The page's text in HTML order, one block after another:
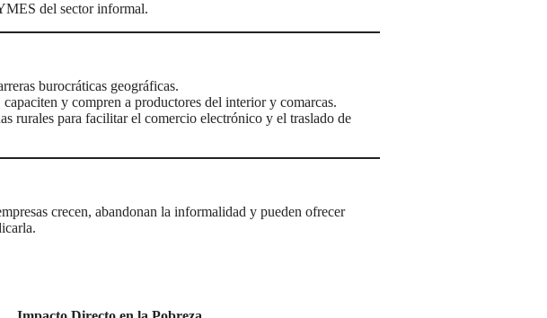
del sector informal.
burocráticas geográficas.
y compren a productores del interior y comarcas.
rurales para facilitar el comercio electrónico y el traslado de
crecen, abandonan la informalidad y pueden ofrecer